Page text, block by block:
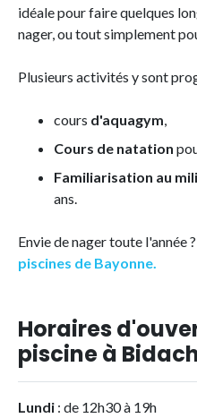
idéale pour faire quelques
nager, ou tout simplement
Plusieurs activités y sont
cours d'aquagym,
Cours de natation
Familiarisation au
ans.
Envie de nager toute l'année
piscines de Bayonne.
Horaires
piscine à
Lundi : de 12h30 à 19h